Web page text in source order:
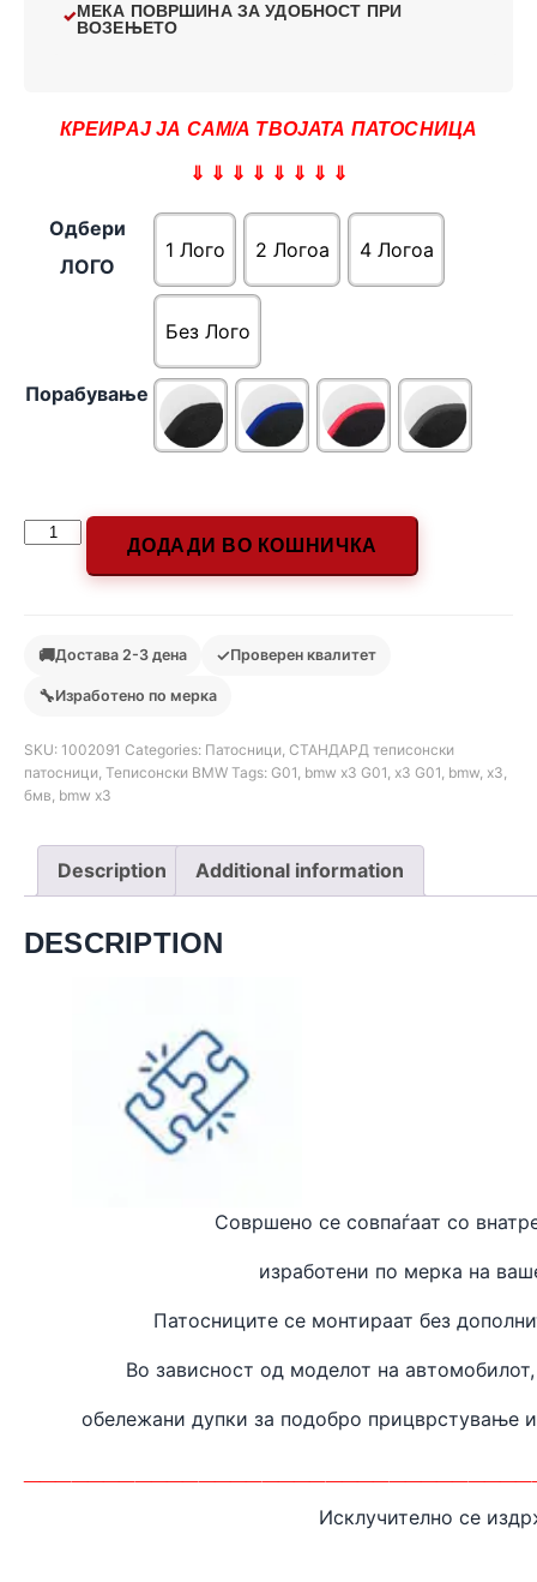
МЕКА ПОВРШИНА ЗА УДОБНОСТ ПРИ
ВОЗЕЊЕТО
КРЕИРАЈ ЈА САМ/А ТВОЈАТА ПАТОСНИЦА
⇓ ⇓ ⇓ ⇓ ⇓ ⇓ ⇓ ⇓
Одбери
ЛОГО
1 Лого 2 Логоa 4 Логоa
Без Лого
Порабување
ДОДАДИ ВО КОШНИЧКА
🚚Достава 2-3 дена ✓Проверен квалитет
🔧Изработено по мерка
SKU: 1002091 Categories: Патосници, СТАНДАРД теписонски
патосници, Теписонски BMW Tags: G01, bmw x3 G01, x3 G01, bmw, x3,
бмв, bmw x3
Description Additional information
DESCRIPTION
Совршено се совпаѓаат со
изработени по мерка на
Патосниците се монтираат без
Во зависност од моделот на
обележани дупки за подобро прицврстување
Исклучително се